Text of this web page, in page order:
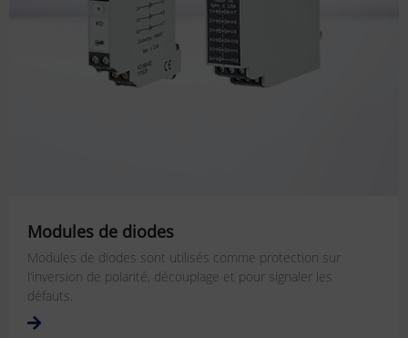
Modules de diodes
Modules de diodes sont utilisés comme protection sur
l‘inversion de polarité, découplage et pour signaler les
défauts.